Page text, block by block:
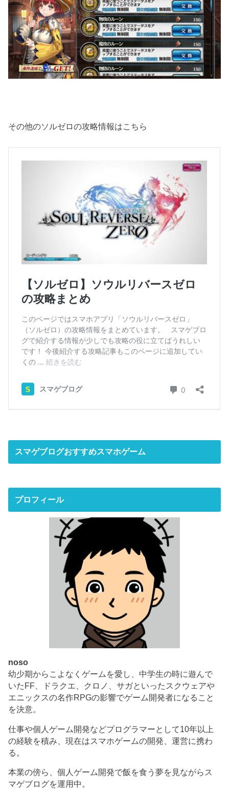
その他のソルゼロの攻略情報はこちら
スマゲブログおすすめスマホゲーム
プロフィール
noso
幼少期からこよなくゲームを愛し、中学生の時に遊んで
いたFF、ドラクエ、クロノ、サガといったスクウェアや
エニックスの名作RPGの影響でゲーム開発者になること
を決意。
仕事や個人ゲーム開発などプログラマーとして10年以上
の経験を積み、現在はスマホゲームの開発、運営に携わ
る。
本業の傍ら、個人ゲーム開発で飯を食う夢を見ながらス
マゲブログを運用中。